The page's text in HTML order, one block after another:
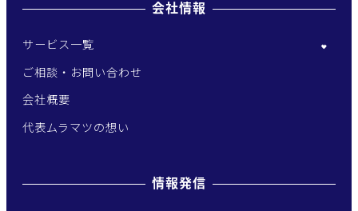
会社情報
サービス一覧
ご相談・お問い合わせ
会社概要
代表ムラマツの想い
情報発信